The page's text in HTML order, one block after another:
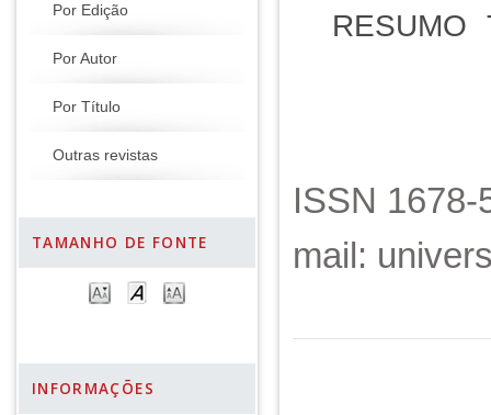
Por Edição
Por Autor
Por Título
Outras revistas
TAMANHO DE FONTE
INFORMAÇÕES
RESUMO
ISSN
mail: